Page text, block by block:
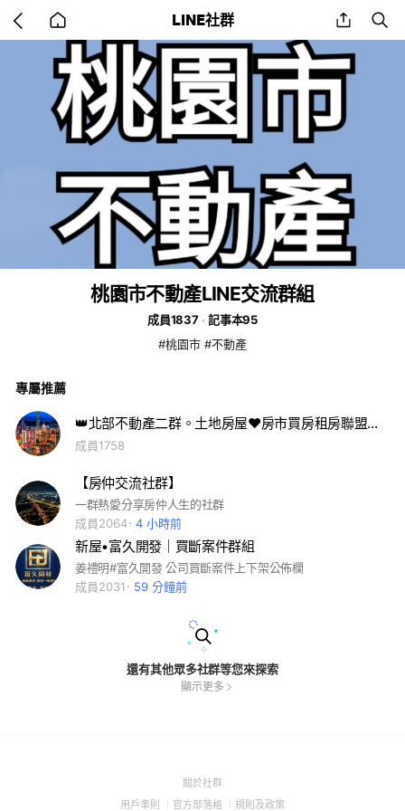
back
to
home
LINE社群 share
桃園市不動產LINE交流群組
成員1837
記事本95
#桃園市 #不動產
專屬推薦
👑北部不動產二群。土地房屋❤房市買房租房聯盟合建都更危老預售屋台北新北新竹桃園宜蘭上班族面試職場求職
成員1758
【房仲交流社群】
一群熱愛分享房仲人生的社群
成員2064
4 小時前
新屋•富久開發｜買斷案件群組
姜禮明#富久開發 公司買斷案件上下架公佈欄
成員2031
59 分鐘前
還有其他眾多社群等您來探索
顯示更多
關於社群(Open
用戶準則 (Open
官方部落格 (Open
規則及政策(Open